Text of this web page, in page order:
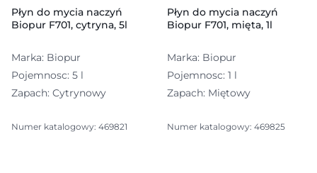
Płyn do mycia naczyń
Biopur F701, cytryna, 5l
Marka: Biopur
Pojemnosc: 5 l
Zapach: Cytrynowy
Numer katalogowy: 469821
Płyn do mycia naczyń
Biopur F701, mięta, 1l
Marka: Biopur
Pojemnosc: 1 l
Zapach: Miętowy
Numer katalogowy: 469825